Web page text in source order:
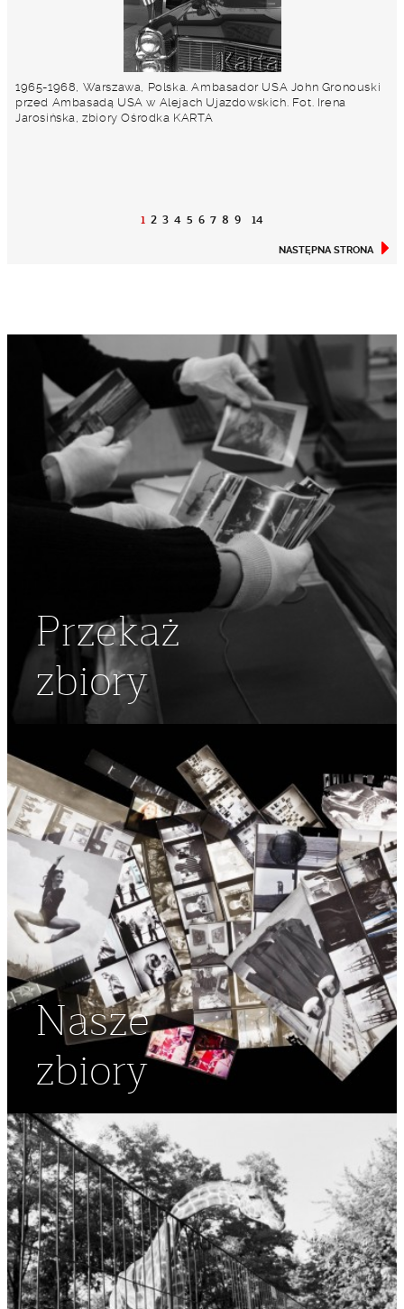
1965-1968, Warszawa, Polska. Ambasador USA John Gronouski
przed Ambasadą USA w Alejach Ujazdowskich. Fot. Irena
Jarosińska, zbiory Ośrodka KARTA
1 2 3 4 5 6 7 8 9
NASTĘPNA STRONA
14
Przekaż
zbiory
Nasze
zbiory